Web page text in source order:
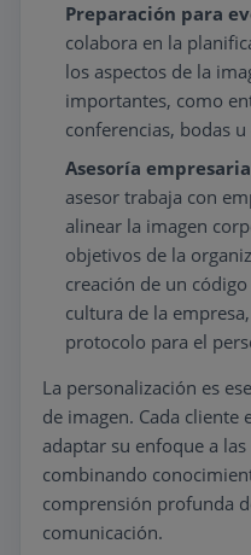
Preparación para
colabora en la
los aspectos de la
importantes, como
conferencias, bodas
Asesoría
asesor trabaja con
alinear la imagen
objetivos de la
creación de un
cultura de la
protocolo para el
La personalización es
de imagen. Cada cliente
adaptar su enfoque a
combinando
comprensión profunda
comunicación.